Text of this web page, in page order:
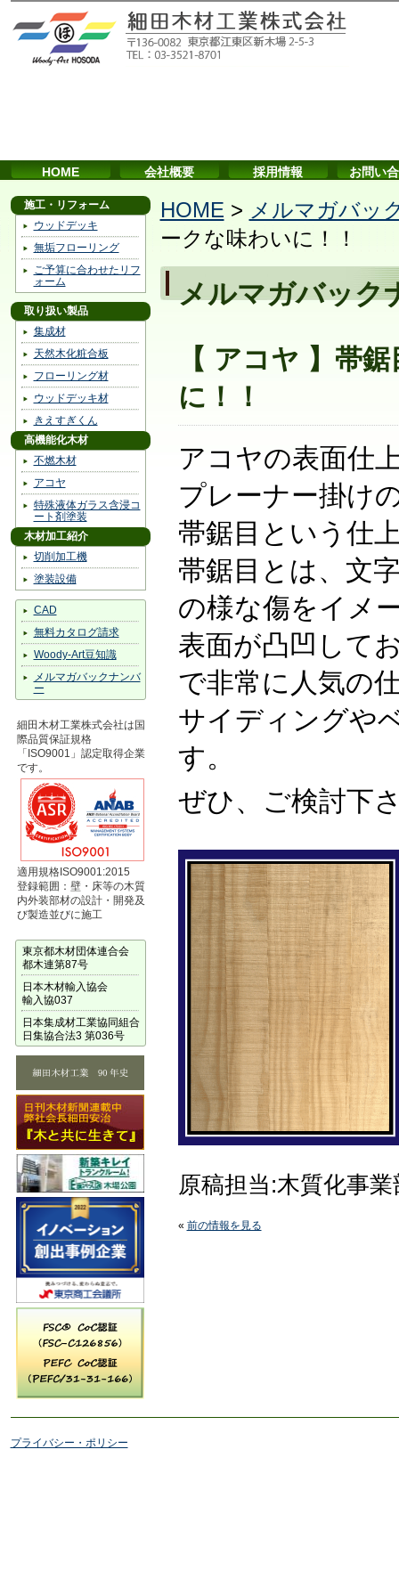
HOME 会社概要 採用情報 お問い
施工・リフォーム
ウッドデッキ
無垢フローリング
ご予算に合わせたリフ
ォーム
取り扱い製品
集成材
天然木化粧合板
フローリング材
ウッドデッキ材
きえすぎくん
高機能化木材
不燃木材
アコヤ
特殊液体ガラス含浸コ
ート剤塗装
木材加工紹介
切削加工機
塗装設備
CAD
無料カタログ請求
Woody-Art豆知識
メルマガバックナンバ
ー
細田木材工業株式会社は国
際品質保証規格
「ISO9001」認定取得企業
です。
適用規格ISO9001:2015
登録範囲：壁・床等の木質
内外装部材の設計・開発及
び製造並びに施工
東京都木材団体連合会
都木連第87号
日本木材輸入協会
輸入協037
日本集成材工業協同組合
日集協合法3 第036号
HOME > メルマガバッ
ークな味わいに！！
メルマガバック
【 アコヤ 】帯
に！！
アコヤの表面仕
プレーナー掛け
帯鋸目という仕
帯鋸目とは、文
の様な傷をイメ
表面が凸凹して
で非常に人気の
サイディングや
す。
ぜひ、ご検討下
原稿担当:木質化
« 前の情報を見る
プライバシー・ポリシー